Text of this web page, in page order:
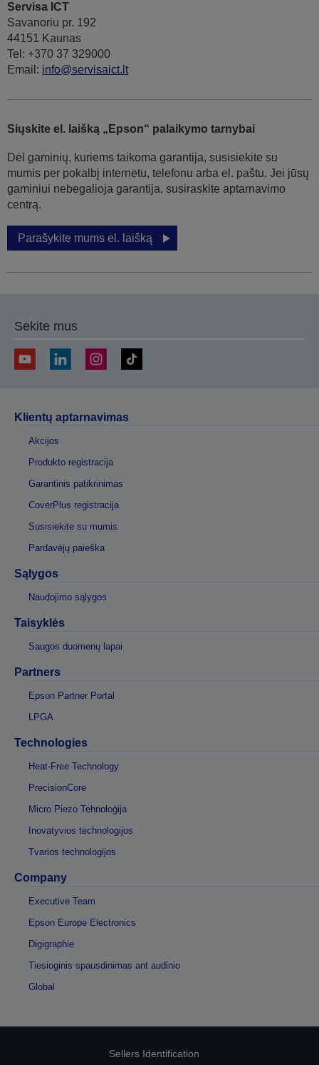
Servisa ICT
Savanoriu pr. 192
44151 Kaunas
Tel: +370 37 329000
Email: info@servisaict.lt
Siųskite el. laišką „Epson“ palaikymo tarnybai
Dėl gaminių, kuriems taikoma garantija, susisiekite su
mumis per pokalbį internetu, telefonu arba el. paštu. Jei jūsų
gaminiui nebegalioja garantija, susiraskite aptarnavimo
centrą.
Parašykite mums el. laišką
Sekite mus
Klientų aptarnavimas
Akcijos
Produkto registracija
Garantinis patikrinimas
CoverPlus registracija
Susisiekite su mumis
Pardavėjų paieška
Sąlygos
Naudojimo sąlygos
Taisyklės
Saugos duomenų lapai
Partners
Epson Partner Portal
LPGA
Technologies
Heat-Free Technology
PrecisionCore
Micro Piezo Tehnoloģija
Inovatyvios technologijos
Tvarios technologijos
Company
Executive Team
Epson Europe Electronics
Digigraphie
Tiesioginis spausdinimas ant audinio
Global
Sellers Identification